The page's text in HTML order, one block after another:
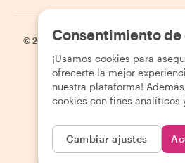
© 2026 Withlocals.com | Política de
Consentimiento de
¡Usamos cookies para
ofrecerte la mejor
nuestra plataforma!
cookies con fines analíticos
Cambiar ajustes